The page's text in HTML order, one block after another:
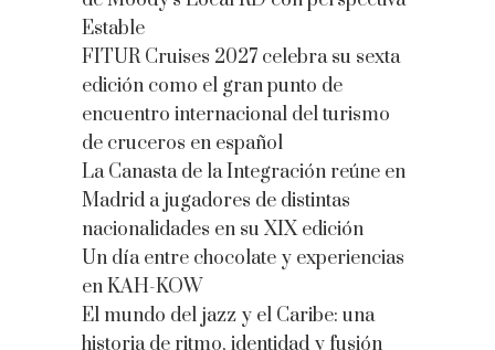
Estable
FITUR Cruises 2027 celebra su sexta
edición como el gran punto de
encuentro internacional del turismo
de cruceros en español
La Canasta de la Integración reúne en
Madrid a jugadores de distintas
nacionalidades en su XIX edición
Un día entre chocolate y experiencias
en KAH-KOW
El mundo del jazz y el Caribe: una
historia de ritmo, identidad y fusión